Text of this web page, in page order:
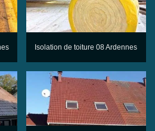
Isolation de toiture 08 Ardennes